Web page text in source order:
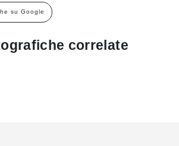
su Google
correlate